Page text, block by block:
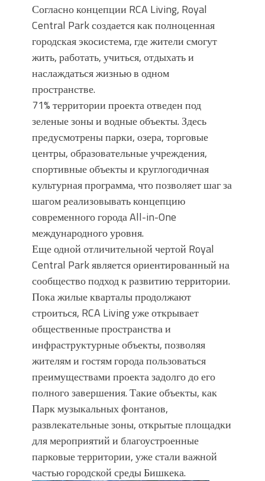
Согласно концепции RCA Living, Royal
Central Park создается как полноценная
городская экосистема, где жители смогут
жить, работать, учиться, отдыхать и
наслаждаться жизнью в одном
пространстве.
71% территории проекта отведен под
зеленые зоны и водные объекты. Здесь
предусмотрены парки, озера, торговые
центры, образовательные учреждения,
спортивные объекты и круглогодичная
культурная программа, что позволяет шаг за
шагом реализовывать концепцию
современного города All-in-One
международного уровня.
Еще одной отличительной чертой Royal
Central Park является ориентированный на
сообщество подход к развитию территории.
Пока жилые кварталы продолжают
строиться, RCA Living уже открывает
общественные пространства и
инфраструктурные объекты, позволяя
жителям и гостям города пользоваться
преимуществами проекта задолго до его
полного завершения. Такие объекты, как
Парк музыкальных фонтанов,
развлекательные зоны, открытые площадки
для мероприятий и благоустроенные
парковые территории, уже стали важной
частью городской среды Бишкека.